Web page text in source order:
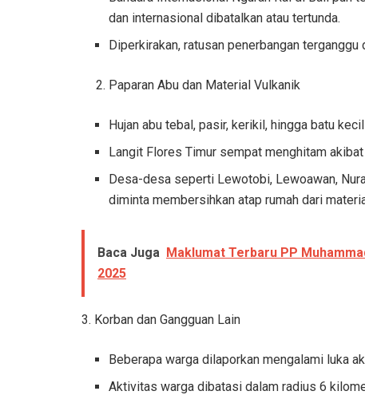
dan internasional dibatalkan atau tertunda.
Diperkirakan, ratusan penerbangan terganggu
Paparan Abu dan Material Vulkanik
Hujan abu tebal, pasir, kerikil, hingga batu
Langit Flores Timur sempat menghitam
Desa-desa seperti Lewotobi, Lewoawan,
diminta membersihkan atap rumah dari
Baca Juga Maklumat Terbaru PP
2025
3. Korban dan Gangguan Lain
Beberapa warga dilaporkan mengalami luka
Aktivitas warga dibatasi dalam radius 6